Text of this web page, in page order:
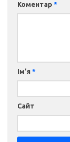
Коментар *
Ім'я *
Сайт